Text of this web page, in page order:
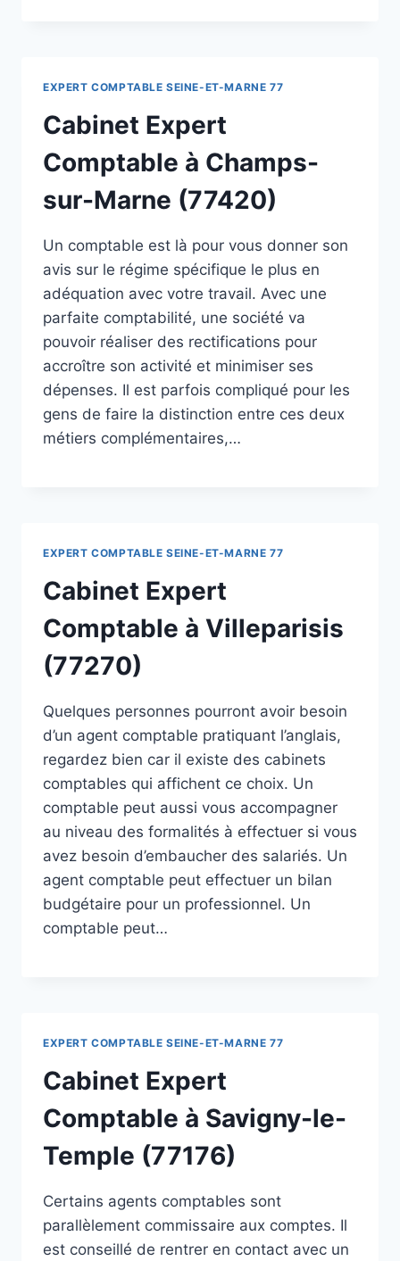
EXPERT COMPTABLE SEINE-ET-MARNE 77
Cabinet Expert
Comptable à Champs-
sur-Marne (77420)
Un comptable est là pour vous donner son
avis sur le régime spécifique le plus en
adéquation avec votre travail. Avec une
parfaite comptabilité, une société va
pouvoir réaliser des rectifications pour
accroître son activité et minimiser ses
dépenses. Il est parfois compliqué pour les
gens de faire la distinction entre ces deux
métiers complémentaires,…
EXPERT COMPTABLE SEINE-ET-MARNE 77
Cabinet Expert
Comptable à Villeparisis
(77270)
Quelques personnes pourront avoir besoin
d’un agent comptable pratiquant l’anglais,
regardez bien car il existe des cabinets
comptables qui affichent ce choix. Un
comptable peut aussi vous accompagner
au niveau des formalités à effectuer si vous
avez besoin d’embaucher des salariés. Un
agent comptable peut effectuer un bilan
budgétaire pour un professionnel. Un
comptable peut…
EXPERT COMPTABLE SEINE-ET-MARNE 77
Cabinet Expert
Comptable à Savigny-le-
Temple (77176)
Certains agents comptables sont
parallèlement commissaire aux comptes. Il
est conseillé de rentrer en contact avec un